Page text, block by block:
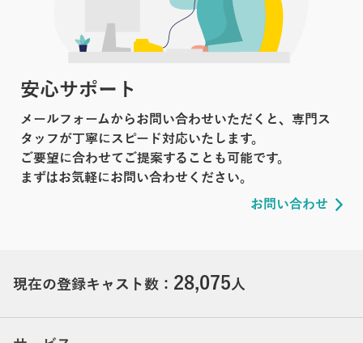
安心サポート
メールフォームからお問い合わせいただくと、専門ス
タッフが丁寧にスピード対応いたします。
ご要望に合わせてご提案することも可能です。
まずはお気軽にお問い合わせください。
お問い合わせ
現在の登録キャスト数： 28,075人